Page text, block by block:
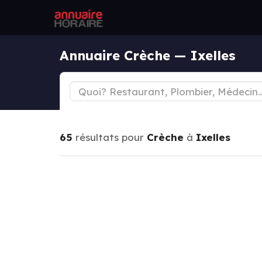
Annuaire Crèche — Ixelles
65 résultats pour Crèche à Ixelles